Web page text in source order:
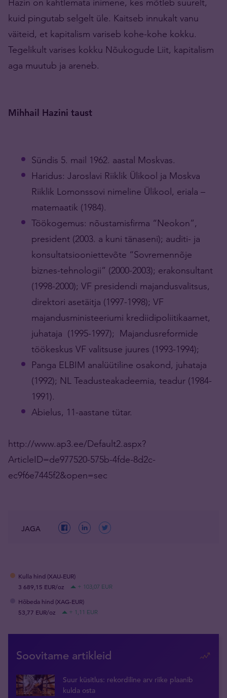
kuid pingutab selgelt üle. Kaitseb innukalt vanu
väiteid, et kapitalism variseb kohe-kohe kokku.
Tegelikult varises kokku Nõukogude Liit, kapitalism
aga muutub ja areneb.
Mihhail Hazini taust
Sündis 5. mail 1962. aastal Moskvas.
Haridus: Jaroslavi Riiklik Ülikool ja Moskva
Riiklik Lomonssovi nimeline Ülikool, eriala –
matemaatik (1984).
Töökogemus: nõustamisfirma “Neokon”,
president (2003. a kuni tänaseni); auditi- ja
konsultatsiooniettevõte “Sovremennõje
biznes-tehnologii” (2000-2003); erakonsultant
(1998-2000); VF presidendi majandusvalitsus,
direktori asetäitja (1997-1998); VF
majandusministeeriumi krediidipoliitikaamet,
juhataja (1995-1997); Majandusreformide
töökeskus VF valitsuse juures (1993-1994);
Panga ELBIM analüütiline osakond, juhataja
(1992); NL Teadusteakadeemia, teadur (1984-
1991).
Abielus, 11-aastane tütar.
http://www.ap3.ee/Default2.aspx?
ArticleID=de977520-575b-4fde-8d2c-
ec9f6e7445f2&open=sec
JAGA
Kulla hind (XAU-EUR)
3 689,15 EUR/oz
+ 103,07 EUR
Hõbeda hind (XAG-EUR)
53,77 EUR/oz
+ 1,11 EUR
Soovitame artikleid
Suur küsitlus: rekordiline arv riike plaanib
kulda osta